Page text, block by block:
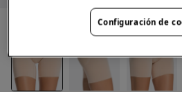
Configuración de